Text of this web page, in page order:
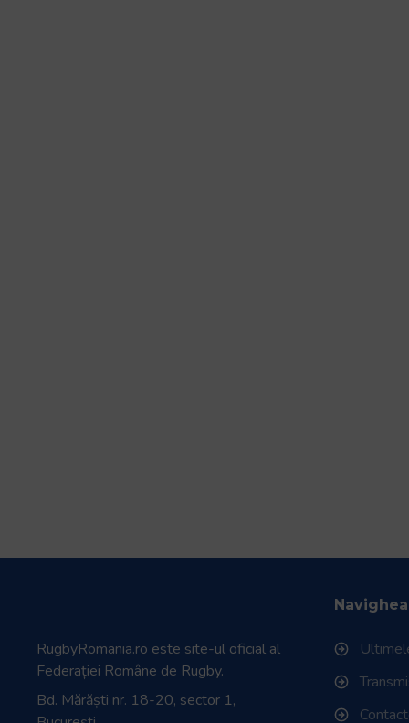
RugbyRomania.ro este site-ul oficial al
Federației Române de Rugby.
Bd. Mărăști nr. 18-20, sector 1,